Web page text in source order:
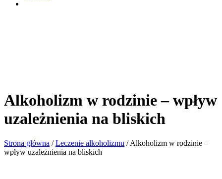
Alkoholizm w rodzinie – wpływ
uzależnienia na bliskich
Strona główna /Leczenie alkoholizmu /Alkoholizm w rodzinie –
wpływ uzależnienia na bliskich